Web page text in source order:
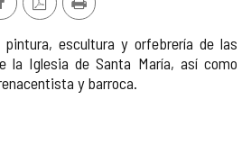
FacebookVersiónImprimir
escultura y orfebrería de las
la Iglesia de Santa María, así como
y barroca.